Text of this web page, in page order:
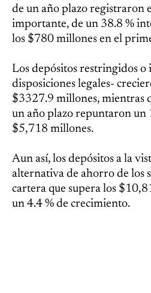
de un año plazo registraron
importante, de un 38.8 %
los $780 millones en el
Los depósitos restringidos o
disposiciones legales-
$3327.9 millones, mientras
un año plazo repuntaron un
$5,718 millones.
Aun así, los depósitos a la
alternativa de ahorro de los
cartera que supera los
un 4.4 % de crecimiento.